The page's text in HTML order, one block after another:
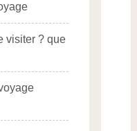
visiter ? que